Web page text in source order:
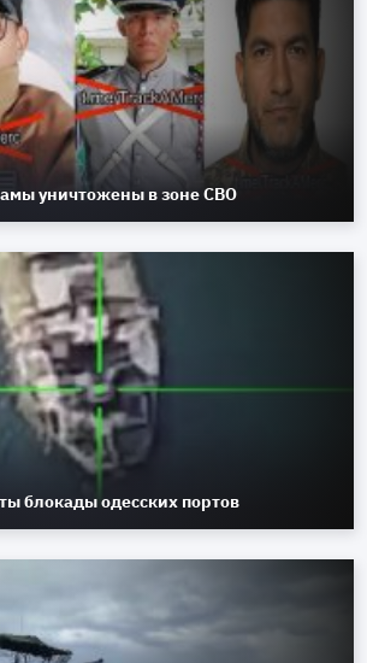
уничтожены в зоне СВО
блокады одесских портов